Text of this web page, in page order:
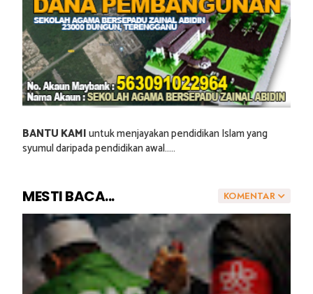
BANTU KAMIuntuk menjayakan pendidikan Islam yang
syumul daripada pendidikan awal.....
KOMENTAR
MESTI BACA...